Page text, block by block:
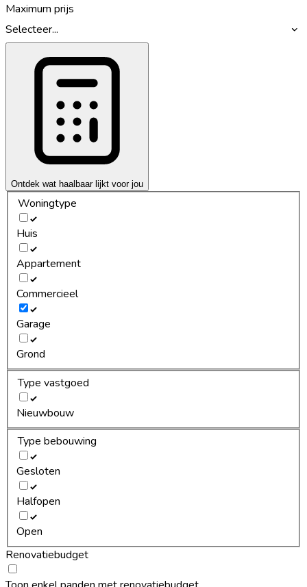
Maximum prijs
Selecteer...
Ontdek wat haalbaar lijkt voor jou
Woningtype
Huis
Appartement
Commercieel
Garage
Grond
Type vastgoed
Nieuwbouw
Type bebouwing
Gesloten
Halfopen
Open
Renovatiebudget